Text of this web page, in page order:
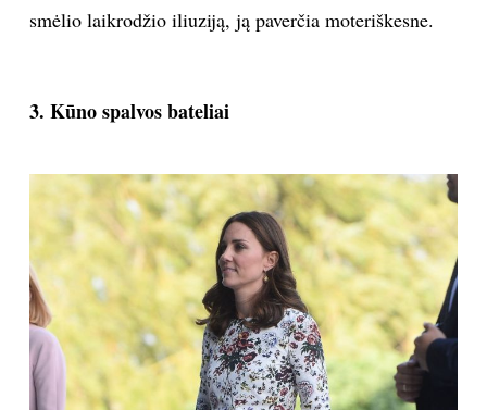
smėlio laikrodžio iliuziją, ją paverčia moteriškesne.
3. Kūno spalvos bateliai